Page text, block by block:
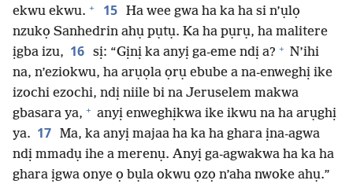
ekwu ekwu. + 15 Ha wee gwa ha ka ha si n’ụlọ
nzukọ Sanhedrin ahụ pụtụ. Ka ha pụrụ, ha malitere
ịgba izu, 16 sị: “Gịnị ka anyị ga-eme ndị a? + N’ihi
na, n’eziokwu, ha arụọla ọrụ ebube a na-enweghị ike
izochi ezochi, ndị niile bi na Jeruselem makwa
gbasara ya, + anyị enweghịkwa ike ikwu na ha arụghị
ya. 17 Ma, ka anyị majaa ha ka ha ghara ịna-agwa
ndị mmadụ ihe a merenụ. Anyị ga-agwakwa ha ka ha
ghara ịgwa onye ọ bụla okwu ọzọ n’aha nwoke ahụ.”